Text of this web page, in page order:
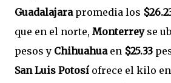
Guadalajarapromedia los
que en el norte, Monterreyse
pesos y Chihuahuaen $25.33
San Luis Potosí ofrece el kilo en